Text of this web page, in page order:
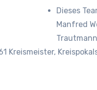
Dieses
Manfred
Kreismeister,